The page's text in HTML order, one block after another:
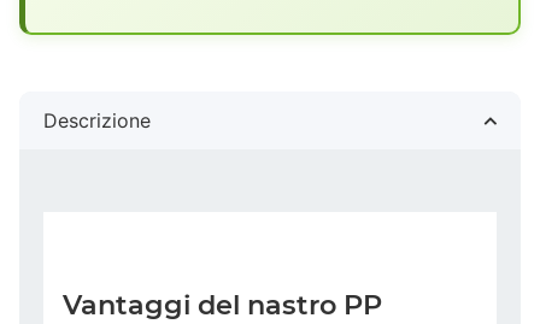
Descrizione
Vantaggi del nastro PP